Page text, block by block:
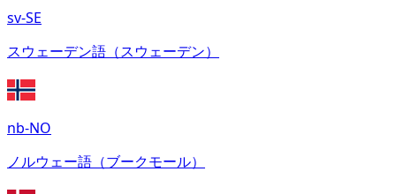
sv-SE
スウェーデン語（スウェーデン）
nb-NO
ノルウェー語（ブークモール）